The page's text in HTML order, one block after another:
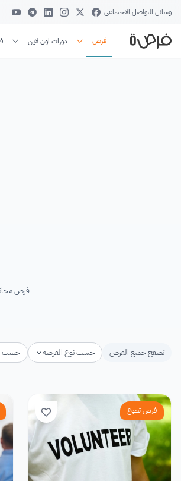
وسائل التواصل الاجتماعي
فرص دورات اون لاين
فرص
تصفح جميع الفرص حسب نوع الفرصة حسب
فرص تطوع